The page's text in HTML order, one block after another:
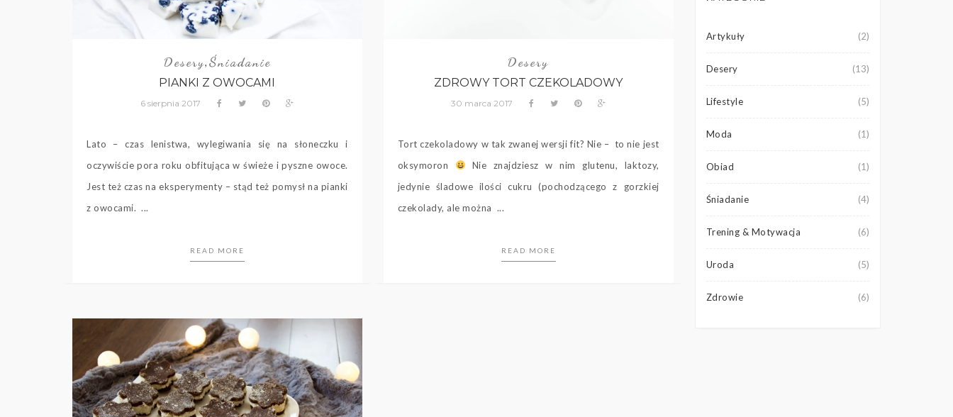
Desery, Śniadanie
PIANKI Z OWOCAMI
6 sierpnia 2017
Lato – czas lenistwa, wylegiwania się na słoneczku i
oczywiście pora roku obfitująca w świeże i pyszne owoce.
Jest też czas na eksperymenty – stąd też pomysł na pianki
z owocami. ...
READ MORE
Desery
ZDROWY TORT CZEKOLADOWY
30 marca 2017
Tort czekoladowy w tak zwanej wersji fit? Nie – to nie jest
oksymoron
Nie znajdziesz w nim glutenu, laktozy,
jedynie śladowe ilości cukru (pochodzącego z gorzkiej
czekolady, ale można ...
READ MORE
Artykuły (2)
Desery (13)
Lifestyle (5)
Moda (1)
Obiad (1)
Śniadanie (4)
Trening & Motywacja (6)
Uroda (5)
Zdrowie (6)